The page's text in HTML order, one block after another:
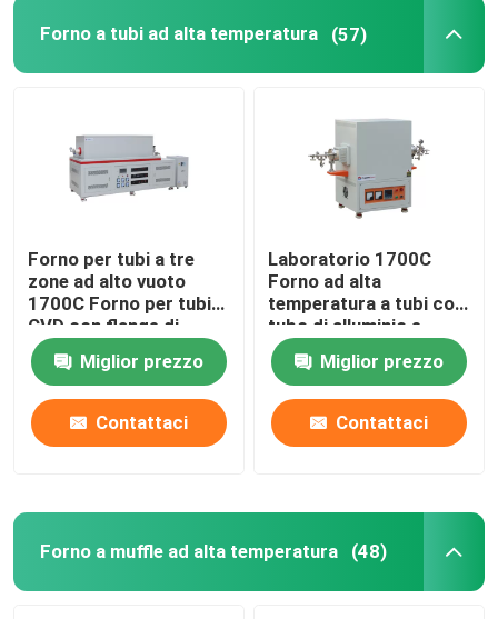
Forno a tubi ad alta temperatura (57)
Forno per tubi a tre
zone ad alto vuoto
1700C Forno per tubi
CVD con flange di
raffreddamento ad
acqua Miglior prezzo
Contattaci
Laboratorio 1700C
Forno ad alta
temperatura a tubi con
tubo di alluminio e
flange di sigillamento
Miglior prezzo
Contattaci
Forno a muffle ad alta temperatura (48)